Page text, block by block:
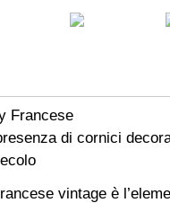
Francese
di cornici
vintage è